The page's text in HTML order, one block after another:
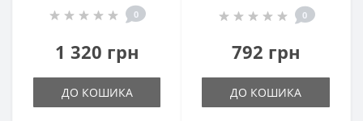
0
1 320 грн
ДО КОШИКА
0
792 грн
ДО КОШИКА